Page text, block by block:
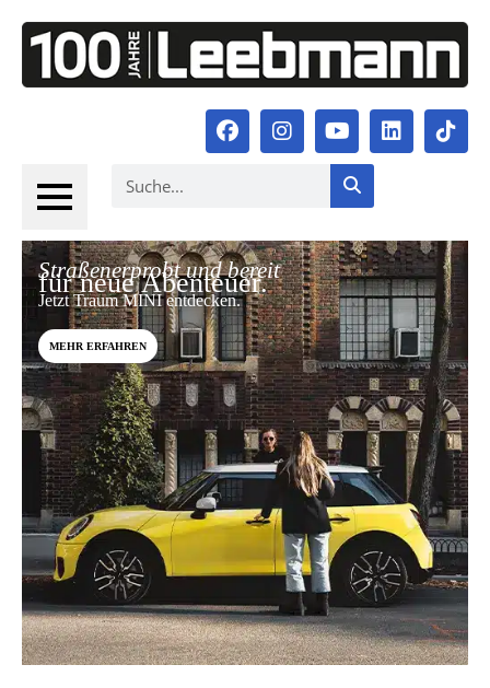
Stra­ßen­er­probt und bereit
für neue Aben­teu­er.
Jetzt Traum MINI ent­de­cken.
MEHR ERFAH­REN